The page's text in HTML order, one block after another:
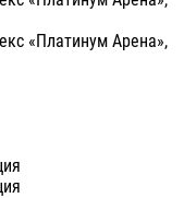
«Платинум Арена»,